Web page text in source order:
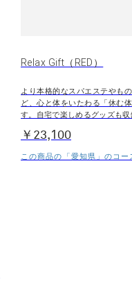
Relax Gift（RED）
より本格的なスパエステやも
ど、心と体をいたわる「休む
す。自宅で楽しめるグッズも収
￥23,100
この商品の「愛知県」のコー